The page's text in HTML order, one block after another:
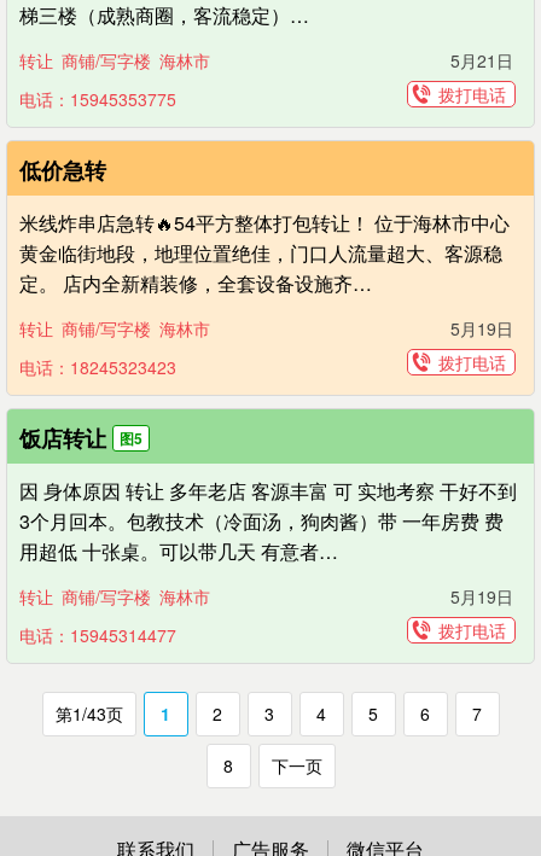
梯三楼（成熟商圈，客流稳定）…
转让 商铺/写字楼 海林市
5月21日
电话：15945353775
拨打电话
低价急转
米线炸串店急转🔥54平方整体打包转让！ 位于海林市中心
黄金临街地段，地理位置绝佳，门口人流量超大、客源稳
定。 店内全新精装修，全套设备设施齐…
转让 商铺/写字楼 海林市
5月19日
电话：18245323423
拨打电话
饭店转让 图5
因 身体原因 转让 多年老店 客源丰富 可 实地考察 干好不到
3个月回本。包教技术（冷面汤，狗肉酱）带 一年房费 费
用超低 十张桌。可以带几天 有意者…
转让 商铺/写字楼 海林市
5月19日
电话：15945314477
拨打电话
第1/43页 1 2 3 4 5 6 7
8 下一页
联系我们 广告服务 微信平台